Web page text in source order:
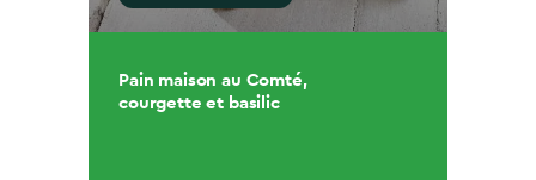
Pain maison au Comté,
courgette et basilic